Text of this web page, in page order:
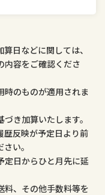
日などに関しては、
容をご確認くださ
時のものが適用されま
き加算いたします。
歴反映が予定日より前
い。
定日からひと月先に延
料、その他手数料等を